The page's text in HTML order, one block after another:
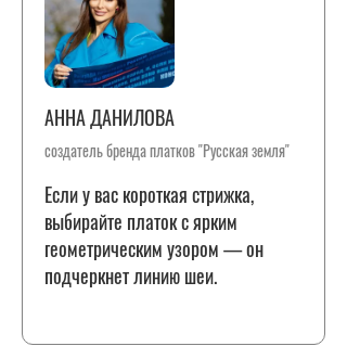
АННА ДАНИЛОВА
создатель бренда платков "Русская земля"
Если у вас короткая стрижка,
выбирайте платок с ярким
геометрическим узором — он
подчеркнет линию шеи.